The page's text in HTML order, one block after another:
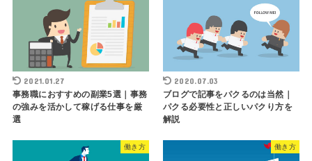
2021.01.27
事務職におすすめの副業5選｜事務
の強みを活かして稼げる仕事を厳
選
2020.07.03
ブログで記事をパクるのは当然｜
パクる必要性と正しいパクり方を
解説
働き方 働き方